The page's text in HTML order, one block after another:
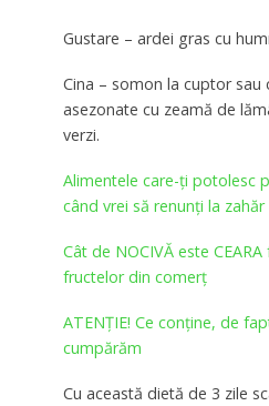
Gustare – ardei gras cu
Cina – somon la cuptor sau
asezonate cu zeamă de
verzi.
Alimentele care-ţi potolesc
când vrei să renunți la zahăr
Cât de NOCIVĂ este
fructelor din comerţ
ATENȚIE! Ce conține, de
cumpărăm
Cu această dietă de 3 zile